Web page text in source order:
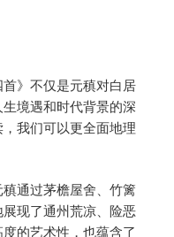
首》不仅是元稹对白居
境遇和时代背景的深
我们可以更全面地理
通过茅檐屋舍、竹篱
现了通州荒凉、险恶
的艺术性，也蕴含了